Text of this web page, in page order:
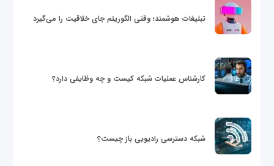
تبلیغات هوشمند؛ وقتی الگوریتم جای خلاقیت را می‌گیرد
کارشناس عملیات شبکه کیست و چه وظایفی دارد؟
شبکه دسترسی رادیویی باز چیست؟